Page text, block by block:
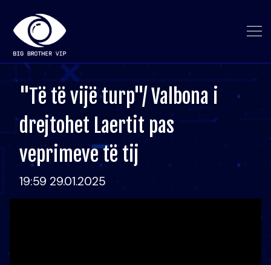
"Të të vijë turp"/ Valbona i
drejtohet Laertit pas
veprimeve të tij
19:59 29.01.2025